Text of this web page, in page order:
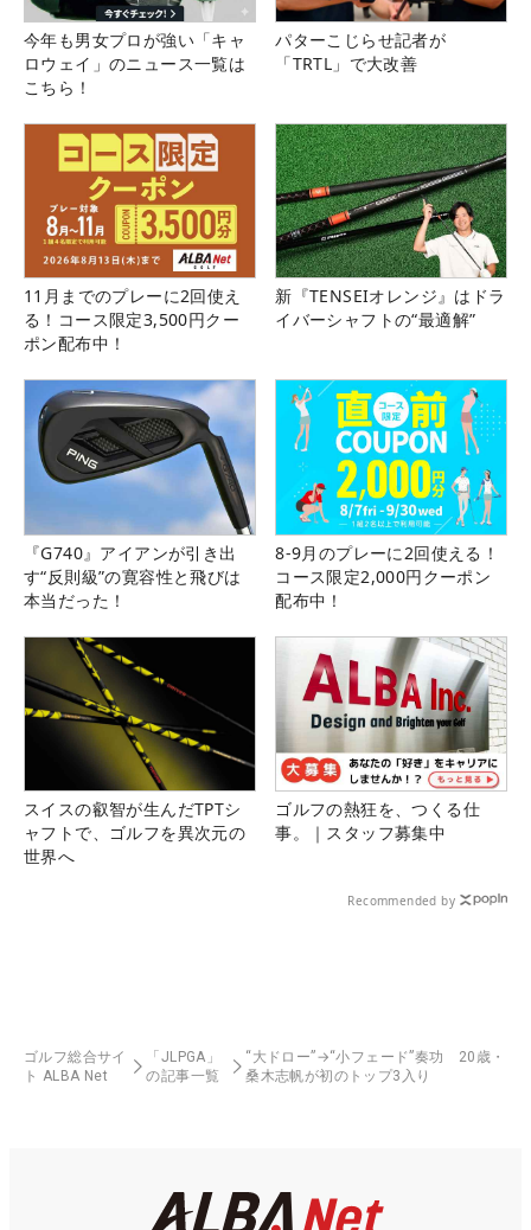
今年も男女プロが強い「キャ
ロウェイ」のニュース一覧は
こちら！
パターこじらせ記者が
「TRTL」で大改善
11月までのプレーに2回使え
る！コース限定3,500円クー
ポン配布中！
新『TENSEIオレンジ』はドラ
イバーシャフトの“最適解”
『G740』アイアンが引き出
す“反則級”の寛容性と飛びは
本当だった！
8-9月のプレーに2回使える！
コース限定2,000円クーポン
配布中！
スイスの叡智が生んだTPTシ
ャフトで、ゴルフを異次元の
世界へ
ゴルフの熱狂を、つくる仕
事。｜スタッフ募集中
Recommended by
ゴルフ総合サイ
ト ALBA Net
「JLPGA」
の記事一覧
“大ドロー”→“小フェード”奏功 20歳・
桑木志帆が初のトップ3入り